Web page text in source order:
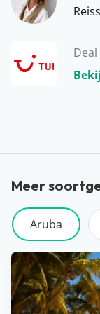
Aruba lekker
veel
winter als in de
laden…
Meer
Aruba